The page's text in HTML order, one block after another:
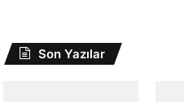
Son Yazılar